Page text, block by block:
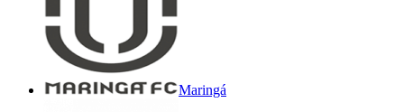
Maringá